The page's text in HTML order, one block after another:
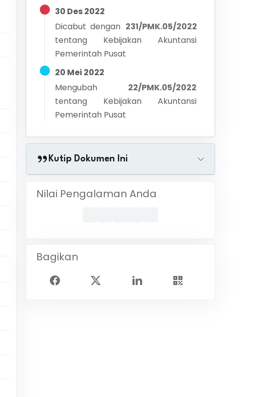
30 Des 2022
Dicabut dengan 231/PMK.05/2022
tentang Kebijakan Akuntansi
Pemerintah Pusat
20 Mei 2022
Mengubah
22/PMK.05/2022
tentang Kebijakan Akuntansi
Pemerintah Pusat
Kutip Dokumen Ini
Nilai Pengalaman Anda
Bagikan